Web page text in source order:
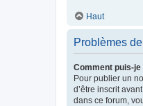
Haut
Problèmes
Comment puis-
Pour publier un
d’être inscrit
dans ce forum,